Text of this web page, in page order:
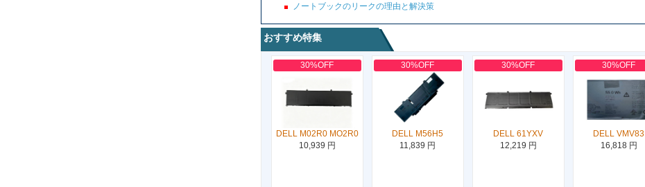
ノートブックのリークの理由と解決策
おすすめ特集
30%OFF
DELL M02R0 MO2R0
10,939 円
30%OFF
DELL M56H5
11,839 円
30%OFF
DELL 61YXV
12,219 円
30%OFF
DELL VMV83
16,818 円